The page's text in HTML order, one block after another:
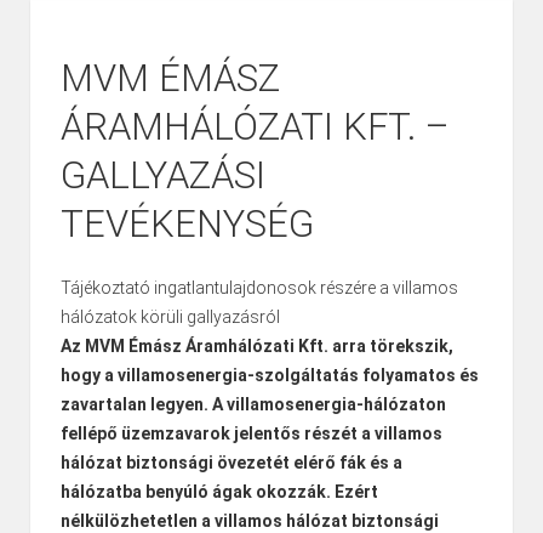
MVM ÉMÁSZ
ÁRAMHÁLÓZATI KFT. –
GALLYAZÁSI
TEVÉKENYSÉG
Tájékoztató ingatlantulajdonosok részére a villamos
hálózatok körüli gallyazásról
Az MVM Émász Áramhálózati Kft. arra törekszik,
hogy a villamosenergia-szolgáltatás folyamatos és
zavartalan legyen. A villamosenergia-hálózaton
fellépő üzemzavarok jelentős részét a villamos
hálózat biztonsági övezetét elérő fák és a
hálózatba benyúló ágak okozzák. Ezért
nélkülözhetetlen a villamos hálózat biztonsági